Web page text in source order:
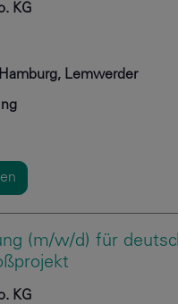
KG
Lemwerder
(m/w/d) für
KG